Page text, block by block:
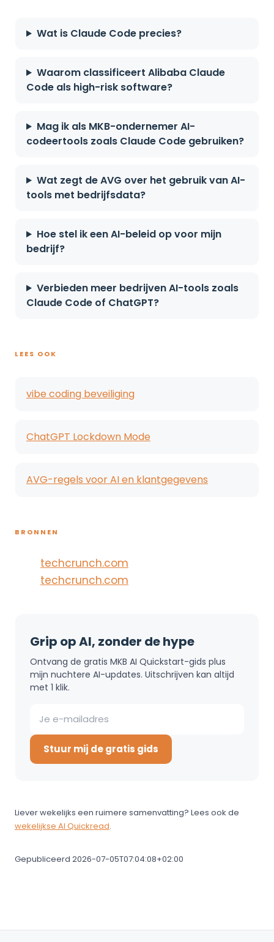
Wat is Claude Code precies?
Waarom classificeert Alibaba Claude
Code als high-risk software?
Mag ik als MKB-ondernemer AI-
codeertools zoals Claude Code gebruiken?
Wat zegt de AVG over het gebruik van AI-
tools met bedrijfsdata?
Hoe stel ik een AI-beleid op voor mijn
bedrijf?
Verbieden meer bedrijven AI-tools zoals
Claude Code of ChatGPT?
LEES OOK
vibe coding beveiliging
ChatGPT Lockdown Mode
AVG-regels voor AI en klantgegevens
BRONNEN
techcrunch.com
techcrunch.com
Grip op AI, zonder de hype
Ontvang de gratis MKB AI Quickstart-gids plus
mijn nuchtere AI-updates. Uitschrijven kan altijd
met 1 klik.
Stuur mij de gratis gids
Liever wekelijks een ruimere samenvatting? Lees ook de
wekelijkse AI Quickread.
Gepubliceerd 2026-07-05T07:04:08+02:00